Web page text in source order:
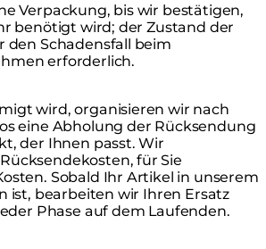
Verpackung, bis wir bestätigen,
benötigt wird; der Zustand der
den Schadensfall beim
erforderlich.
wird, organisieren wir nach
eine Abholung der Rücksendung
der Ihnen passt. Wir
für Sie
Sobald Ihr Artikel in unserem
ist, bearbeiten wir Ihren Ersatz
Phase auf dem Laufenden.